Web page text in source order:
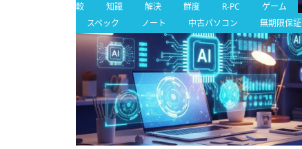
較
知識 解決 鮮度 R-PC
ゲーム
スペック
ノート 中古パソコン 無期限保証